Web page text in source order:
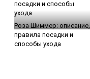
Роза Шиммер: описание,
правила посадки и
способы ухода